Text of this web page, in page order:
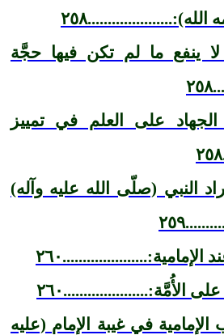
لا ينفع ما لم تكن فيها حجَّة
على العلم في تمييز
النبي (صلّى الله عليه وآله)
الأُمَّة:.....................٢٦٠
في غيبة الإمام (عليه